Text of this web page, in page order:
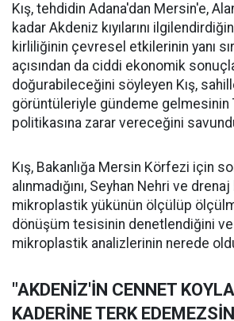
Kış, tehdidin Adana'dan Mersin'e,
kadar Akdeniz kıyılarını
kirliliğinin çevresel etkilerinin yanı
açısından da ciddi ekonomik
doğurabileceğini söyleyen Kış,
görüntüleriyle gündeme gelmesinin
politikasına zarar vereceğini
Kış, Bakanlığa Mersin Körfezi için
alınmadığını, Seyhan Nehri ve
mikroplastik yükünün ölçülüp
dönüşüm tesisinin denetlendiğini ve
mikroplastik analizlerinin nerede
"AKDENİZ'İN CENNET
KADERİNE TERK